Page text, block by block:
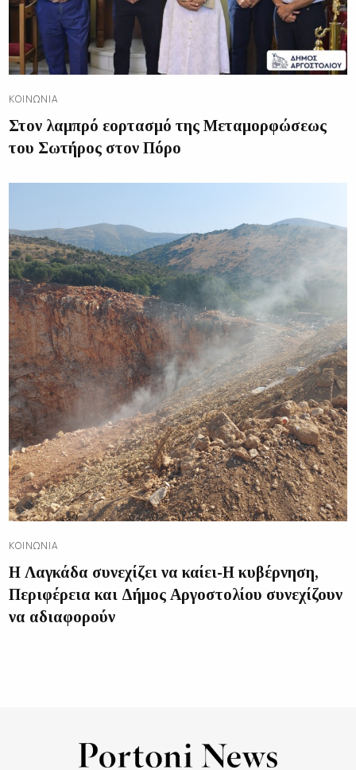
ΚΟΙΝΩΝΊΑ
Στον λαμπρό εορτασμό της Μεταμορφώσεως
του Σωτήρος στον Πόρο
ΚΟΙΝΩΝΊΑ
Η Λαγκάδα συνεχίζει να καίει-Η κυβέρνηση,
Περιφέρεια και Δήμος Αργοστολίου συνεχίζουν
να αδιαφορούν